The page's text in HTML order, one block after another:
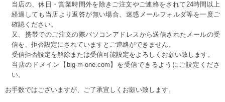
当店の、休日・営業時間外を除きご注文やご連絡をされて24時間以上
経過しても当店より返答が無い場合、迷惑メールフォルダ等を一度ご
確認ください。
又、携帯でのご注文の際パソコンアドレスから送信されたメールの受
信を、拒否設定にされていますとご連絡ができません。
受信拒否設定を解除または受信可能設定をよろしくお願い致します。
当店のドメイン【big-m-one.com】を受信できるようにご設定くださ
い。
お手数ではございますが、ご了承宜しくお願い致します。